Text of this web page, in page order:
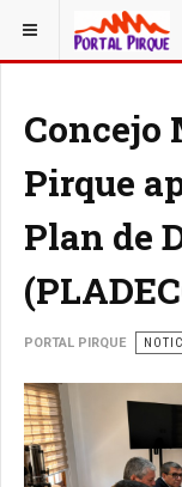
ESTÁ AQUÍ: NOTICIAS
Concejo
Pirque
Plan de
PORTAL PIRQUE